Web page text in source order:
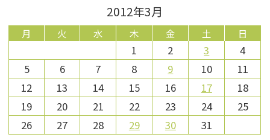
2012年3月
月 火 水 木 金 土 日
1 2 3
4
5
6 7 8 9 10
11
12
13 14 15 16 17
18
19
20 21 22 23 24
25
26
27 28 29 30 31